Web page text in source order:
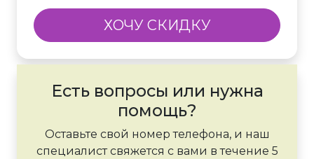
ХОЧУ СКИДКУ
Есть вопросы или нужна
помощь?
Оставьте свой номер телефона, и наш
специалист свяжется с вами в течение 5